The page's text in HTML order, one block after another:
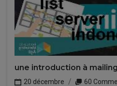
une introduction à
20 décembre
60